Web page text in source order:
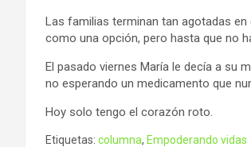
Las familias terminan tan agotadas
como una opción, pero hasta que no
El pasado viernes María le decía a su
no esperando un medicamento que
Hoy solo tengo el corazón roto.
Etiquetas: columna, Empoderando vidas